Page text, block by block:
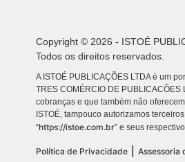
Copyright © 2026 - ISTOÉ
Todos os direitos reservados.
A ISTOÉ PUBLICAÇÕES LTDA é um
TRES COMÉRCIO DE
cobranças e que também não
ISTOÉ, tampouco autorizamos
“https://istoe.com.br” e seus
Política de Privacidade Assessoria